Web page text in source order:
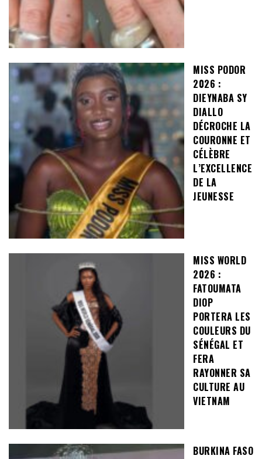
MISS PODOR
2026 :
DIEYNABA SY
DIALLO
DÉCROCHE LA
COURONNE ET
CÉLÈBRE
L’EXCELLENCE
DE LA
JEUNESSE
MISS WORLD
2026 :
FATOUMATA
DIOP
PORTERA LES
COULEURS DU
SÉNÉGAL ET
FERA
RAYONNER SA
CULTURE AU
VIETNAM
BURKINA FASO